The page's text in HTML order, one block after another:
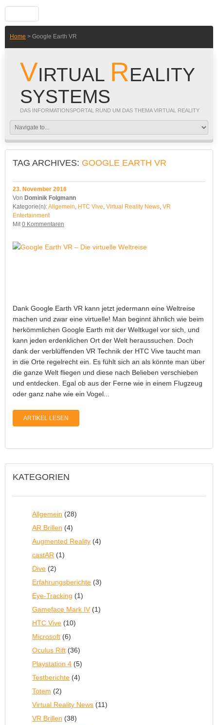
Home > Google Earth VR
VIRTUAL REALITY
SYSTEMS
DAS INFORMATIONSPORTAL RUND UM DAS THEMA VIRTUAL REALITY
TAG ARCHIVES: GOOGLE EARTH VR
23. November 2016
Von Dominik Folgmann
Kategorie(n):Allgemein, HTC Vive, Virtual Reality News, VR
Entertainment
Mit0 Kommentaren
Dank Google Earth VR kann jetzt jedermann eine Weltreise
machen und zwar eine virtuelle! Man beginnt ähnlich wie beim
herkömmlichen Google Earth mit der Weltkugel vor sich, und
kann jeden erdenklichen Ort der Welt heraussuchen. Doch
dank der verblüffenden VR Technik der HTC Vive taucht man
in die Orte regelrecht ein. Es fühlt sich an als könnte man über
die ganze Welt fliegen und diese nach Belieben verschieben
und entdecken. Egal ob aus der Ferne wie in einem Flugzeug
oder ganz nahe wie ein Vogel...
ARTIKEL LESEN
KATEGORIEN
Allgemein (28)
AR Brillen (4)
Augmented Reality (4)
castAR (1)
Dive (2)
Erfahrungsberichte (3)
Eye-Tracking (1)
Gameface Mark IV (1)
HTC Vive (10)
Microsoft (6)
Oculus Rift (36)
Playstation 4 (5)
Testberichte (4)
Totem (2)
Virtual Reality News (11)
VR Brillen (38)